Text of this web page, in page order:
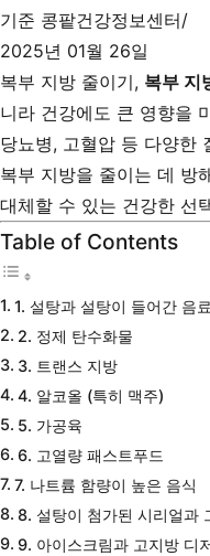
기준 콩팥건강정보센터
2025년 01월 26일
복부 지방 줄이기, 복부 지
니라 건강에도 큰 영향을
당뇨병, 고혈압 등 다양한
복부 지방을 줄이는 데 방
대체할 수 있는 건강한 선
Table of Contents
1. 설탕과 설탕이 들어간 음료
2. 정제 탄수화물
3. 트랜스 지방
4. 알코올 (특히 맥주)
5. 가공육
6. 고열량 패스트푸드
7. 나트륨 함량이 높은 음식
8. 설탕이 첨가된 시리얼과
9. 아이스크림과 고지방 디